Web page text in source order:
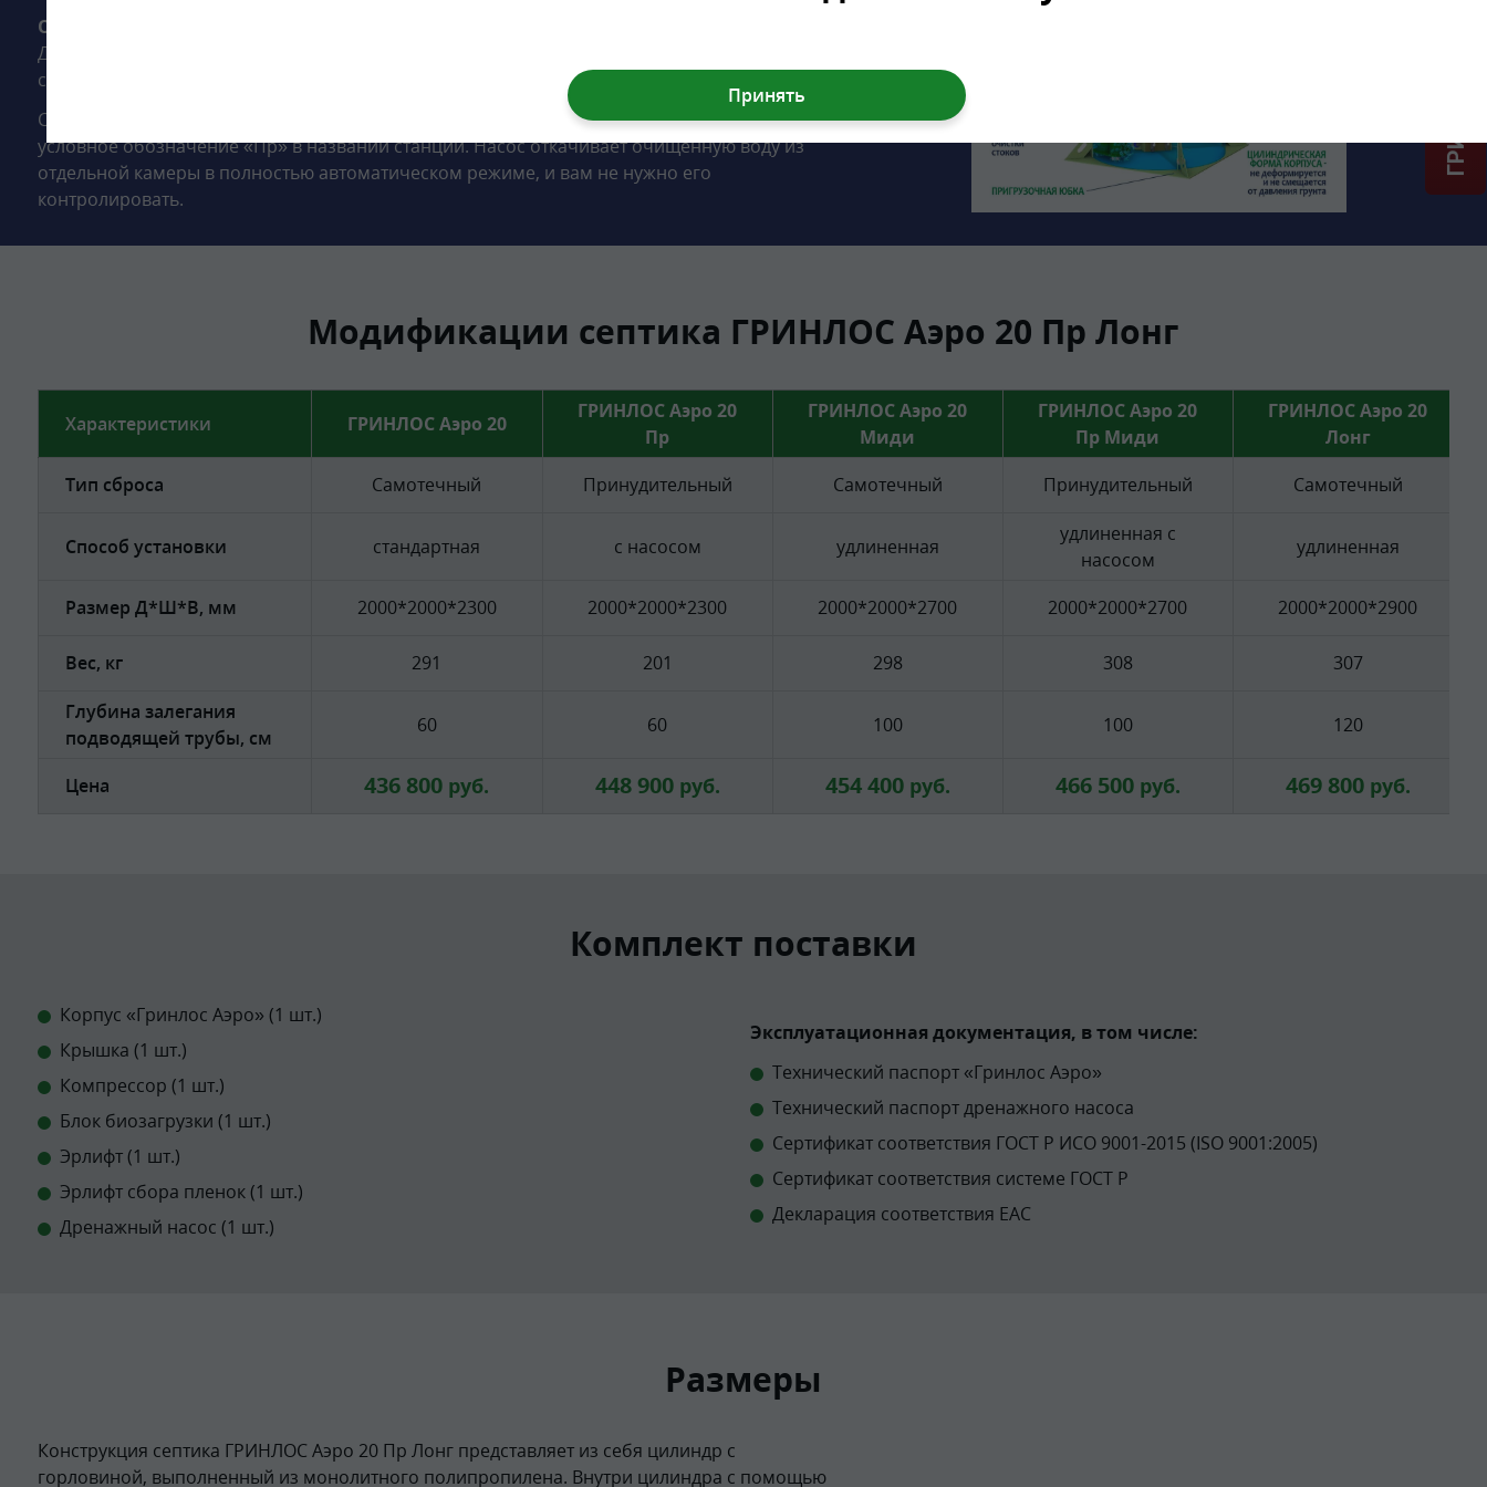
Отличительными особенностями септика ГРИНЛОС Аэро 20 Пр Лонг являются:
Данная модель септиков позволяет подводить канализационную трубу на глубине до 120
см, если нет возможности выполнить врезку трубы на стандартной глубине (до 60 см).
Сброс стоков осуществляется принудительный образом при помощи насоса, о чем говорит
условное обозначение «Пр» в названии станции. Насос откачивает очищенную воду из
отдельной камеры в полностью автоматическом режиме, и вам не нужно его
контролировать.
Модификации септика ГРИНЛОС Аэро 20 Пр Лонг
Характеристики ГРИНЛОС Аэро 20
ГРИНЛОС Аэро 20
Пр
ГРИНЛОС Аэро 20
Миди
ГРИНЛОС Аэро 20
Пр Миди
ГРИНЛОС Аэро 20
Лонг
Тип сброса
Самотечный Принудительный Самотечный Принудительный Самотечный
Способ установки стандартная с насосом удлиненная
удлиненная с
насосом
удлиненная
Размер Д*Ш*В, мм 2000*2000*2300 2000*2000*2300 2000*2000*2700 2000*2000*2700 2000*2000*2900
Вес, кг 291 201 298 308
307
Глубина залегания
подводящей трубы, см
60 60 100 100 120
Цена 436 800 руб. 448 900руб. 454 400руб. 466 500руб. 469 800руб.
Комплект поставки
Корпус «Гринлос Аэро» (1 шт.)
Крышка (1 шт.)
Компрессор (1 шт.)
Блок биозагрузки (1 шт.)
Эрлифт (1 шт.)
Эрлифт сбора пленок (1 шт.)
Дренажный насос (1 шт.)
Эксплуатационная документация, в том числе:
Технический паспорт «Гринлос Аэро»
Технический паспорт дренажного насоса
Сертификат соответствия ГОСТ Р ИСО 9001-2015 (ISO 9001:2005)
Сертификат соответствия системе ГОСТ Р
Декларация соответствия EAC
Размеры
Конструкция септика ГРИНЛОС Аэро 20 Пр Лонг представляет из себя цилиндр с
горловиной, выполненный из монолитного полипропилена. Внутри цилиндра с помощью